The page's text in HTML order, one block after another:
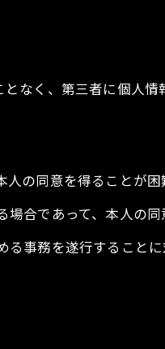
なく、第三者に個人
の同意を得ることが困
合であって、本人の
事務を遂行すること
ご相談はこちら